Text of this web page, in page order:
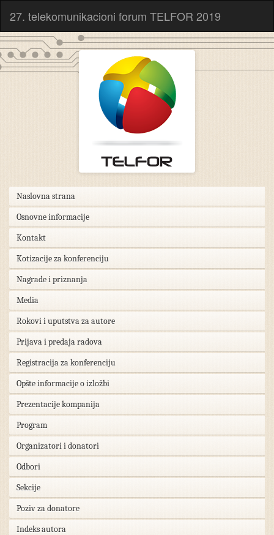
27. telekomunikacioni forum TELFOR 2019
Naslovna strana
Osnovne informacije
Kontakt
Kotizacije za konferenciju
Nagrade i priznanja
Media
Rokovi i uputstva za autore
Prijava i predaja radova
Registracija za konferenciju
Opšte informacije o izložbi
Prezentacije kompanija
Program
Organizatori i donatori
Odbori
Sekcije
Poziv za donatore
Indeks autora